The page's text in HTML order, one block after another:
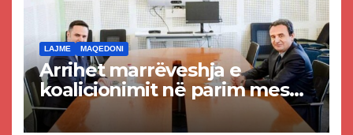
LAJME MAQEDONI
Arrihet marrëveshja e
koalicionimit në parim mes
Kurtit dhe Abdixhikut